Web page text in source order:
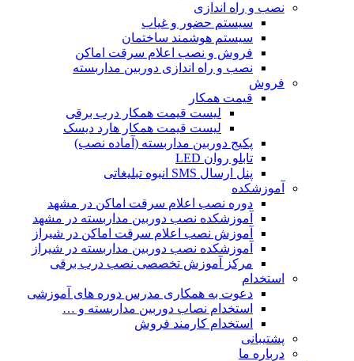
نصب و راه اندازی
سیستم حضور و غیاب
سیستم هوشمند ساختمان
فروش و نصب اعلام سرقت اماکن
نصب و راه اندازی دوربین مداربسته
فروش
قیمت همکار
لیست قیمت همکار درب برقی
لیست قیمت همکار هارد دیسک
پکیج دوربین مداربسته (آماده نصب)
تابلو روان LED
پنل ارسال SMS انبوه تبلیغاتی
آموزشکده
دوره نصب اعلام سرقت اماکن در مشهد
آموزشکده نصب دوربین مداربسته در مشهد
آموزش نصب اعلام سرقت اماکن در شیراز
آموزشکده نصب دوربین مداربسته در شیراز
مرکز آموزش تخصصی نصب درب برقی
استخدام
دعوت به همکاری مدرس دوره های آموزشی
استخدام نصاب دوربین مداربسته و …
استخدام کارمند فروش
پشتیبانی
درباره ما